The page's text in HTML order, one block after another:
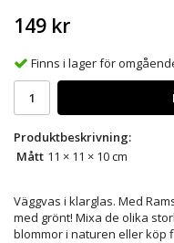
149 kr
Finns i lager för
Produktbeskrivning:
Mått 11 × 11 × 10 cm
Väggvas i klarglas. Med
med grönt! Mixa de olika
blommor i naturen eller köp